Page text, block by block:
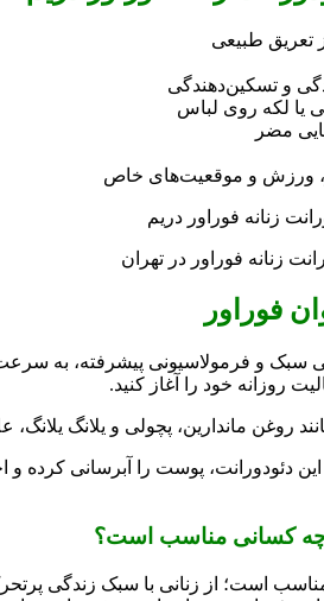
تعریق طبیعی
و تسکین‌دهندگی
یا لکه روی لباس
مضر
ورزش و موقعیت‌های خاص
زنانه فوراور در تهران
فوراور
سبک و فرمولاسیونی پیشرفته،
روزانه خود را آغاز کنید.
ماندارین، پچولی و یلانگ یلانگ،
دئودورانت، پوست را آبرسانی
چه کسانی مناسب است؟
است؛ از زنانی با سبک زندگی